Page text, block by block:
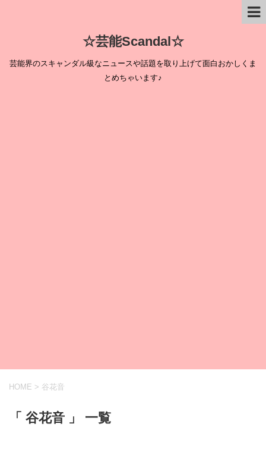
☆芸能Scandal☆
芸能界のスキャンダル級なニュースや話題を取り上げて面白おかしくま
とめちゃいます♪
HOME > 谷花音
「 谷花音 」 一覧